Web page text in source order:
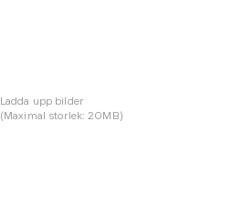
Ladda upp bilder
(Maximal storlek: 20MB)